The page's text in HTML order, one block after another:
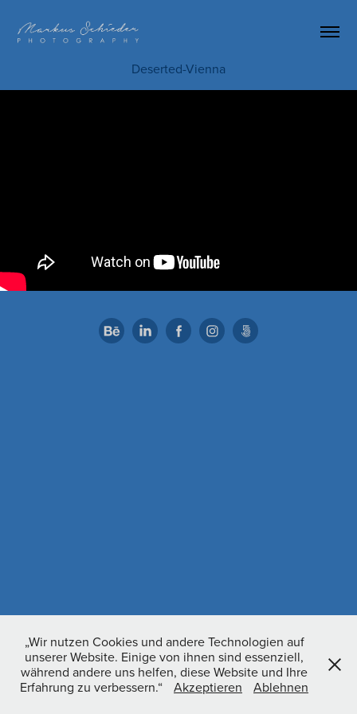
Deserted-Vienna
„Wir nutzen Cookies und andere Technologien auf
unserer Website. Einige von ihnen sind essenziell,
während andere uns helfen, diese Website und Ihre
Erfahrung zu verbessern.“
Akzeptieren Ablehnen